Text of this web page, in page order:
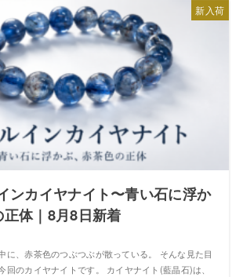
新入荷
ンカイヤナイト〜青い石に浮か
体｜8月8日新着
に、赤茶色のつぶつぶが散っている。 そんな見た目
回のカイヤナイトです。 カイヤナイト(藍晶石)は、